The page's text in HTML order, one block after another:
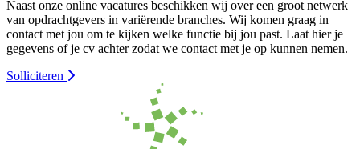
Naast onze online vacatures beschikken wij over een groot netwerk
van opdrachtgevers in variërende branches. Wij komen graag in
contact met jou om te kijken welke functie bij jou past. Laat hier je
gegevens of je cv achter zodat we contact met je op kunnen nemen.
Solliciteren